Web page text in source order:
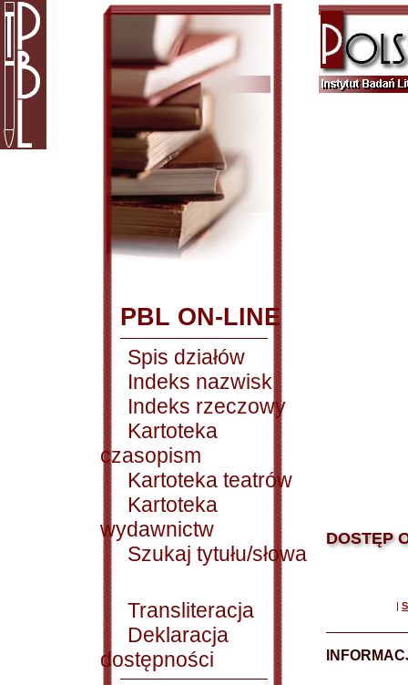
PBL ON-LINE
Spis działów
Indeks nazwisk
Indeks rzeczowy
Kartoteka
czasopism
Kartoteka teatrów
Kartoteka
wydawnictw
Szukaj tytułu/słowa
Transliteracja
Deklaracja
dostępności
DOSTĘP
|